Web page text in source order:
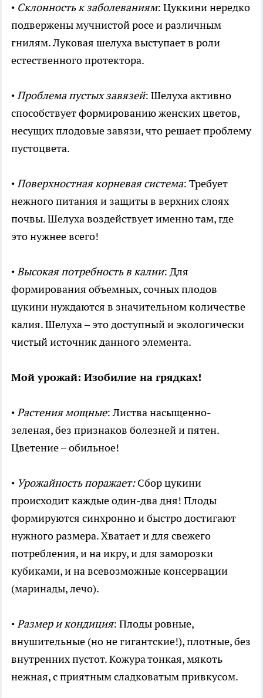
• Склонность к заболеваниям: Цуккини нередко
подвержены мучнистой росе и различным
гнилям. Луковая шелуха выступает в роли
естественного протектора.
•Проблема пустых завязей: Шелуха активно
способствует формированию женских цветов,
несущих плодовые завязи, что решает проблему
пустоцвета.
•Поверхностная корневая система: Требует
нежного питания и защиты в верхних слоях
почвы. Шелуха воздействует именно там, где
это нужнее всего!
•Высокая потребность в калии: Для
формирования объемных, сочных плодов
цукини нуждаются в значительном количестве
калия. Шелуха – это доступный и экологически
чистый источник данного элемента.
Мой урожай: Изобилие на грядках!
•Растения мощные: Листва насыщенно-
зеленая, без признаков болезней и пятен.
Цветение – обильное!
• Урожайность поражает:Сбор цукини
происходит каждые один-два дня! Плоды
формируются синхронно и быстро достигают
нужного размера. Хватает и для свежего
потребления, и на икру, и для заморозки
кубиками, и на всевозможные консервации
(маринады, лечо).
•Размер и кондиция: Плоды ровные,
внушительные (но не гигантские!), плотные, без
внутренних пустот. Кожура тонкая, мякоть
нежная, с приятным сладковатым привкусом.